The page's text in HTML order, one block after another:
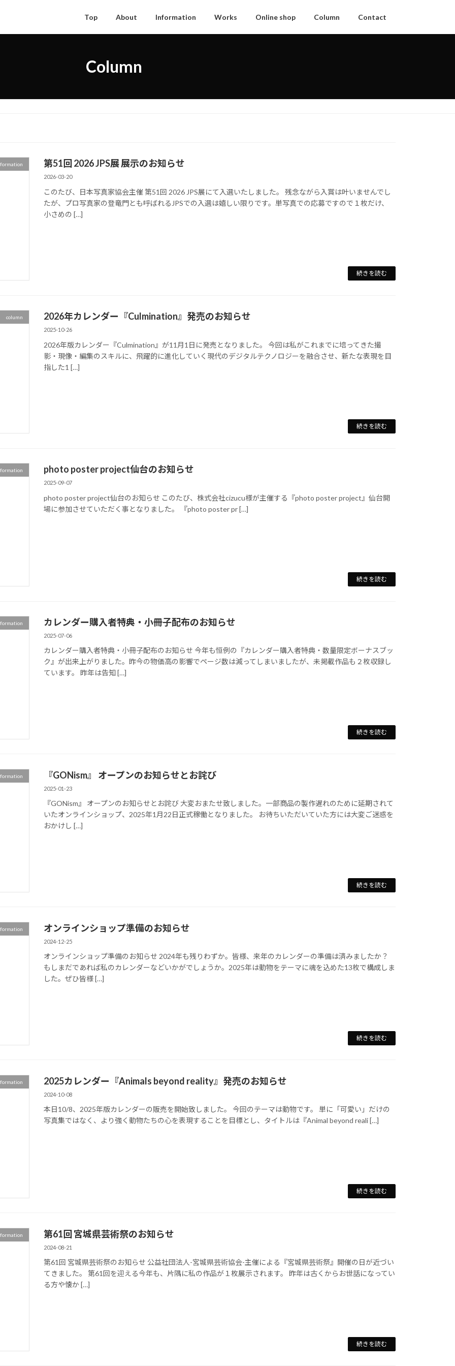
Top About Information Works Online shop Column Contact
Column
第51回 2026 JPS展 展示のお知らせ
2026-03-20
このたび、日本写真家協会主催 第51回 2026 JPS展にて入選いたしました。 残念ながら入賞は叶いませんでし
たが、プロ写真家の登竜門とも呼ばれるJPSでの入選は嬉しい限りです。単写真での応募ですので１枚だけ、
小さめの […]
続きを読む
column 2026年カレンダー『Culmination』発売のお知らせ
2025-10-26
2026年版カレンダー『Culmination』が11月1日に発売となりました。 今回は私がこれまでに培ってきた撮
影・現像・編集のスキルに、飛躍的に進化していく現代のデジタルテクノロジーを融合させ、新たな表現を目
指した1 […]
続きを読む
photo poster project仙台のお知らせ
2025-09-07
photo poster project仙台のお知らせ このたび、株式会社cizucu様が主催する『photo poster project』仙台開
場に参加させていただく事となりました。 『photo poster pr […]
続きを読む
カレンダー購入者特典・小冊子配布のお知らせ
2025-07-06
カレンダー購入者特典・小冊子配布のお知らせ 今年も恒例の『カレンダー購入者特典・数量限定ボーナスブッ
ク』が出来上がりました。昨今の物価高の影響でページ数は減ってしまいましたが、未掲載作品も２枚収録し
ています。 昨年は告知 […]
続きを読む
『GONism』 オープンのお知らせとお詫び
2025-01-23
『GONism』 オープンのお知らせとお詫び 大変おまたせ致しました。一部商品の製作遅れのために延期されて
いたオンラインショップ、2025年1月22日正式稼働となりました。 お待ちいただいていた方には大変ご迷惑を
おかけし […]
続きを読む
オンラインショップ準備のお知らせ
2024-12-25
オンラインショップ準備のお知らせ 2024年も残りわずか。皆様、来年のカレンダーの準備は済みましたか？
もしまだであれば私のカレンダーなどいかがでしょうか。2025年は動物をテーマに魂を込めた13枚で構成しま
した。ぜひ皆様 […]
続きを読む
2025カレンダー『Animals beyond reality』発売のお知らせ
2024-10-08
本日10/8、2025年版カレンダーの販売を開始致しました。 今回のテーマは動物です。 単に「可愛い」だけの
写真集ではなく、より強く動物たちの心を表現することを目標とし、タイトルは『Animal beyond reali […]
続きを読む
第61回 宮城県芸術祭のお知らせ
2024-08-21
第61回 宮城県芸術祭のお知らせ 公益社団法人-宮城県芸術協会-主催による『宮城県芸術祭』開催の日が近づい
てきました。 第61回を迎える今年も、片隅に私の作品が１枚展示されます。 昨年は古くからお世話になってい
る方や懐か […]
続きを読む